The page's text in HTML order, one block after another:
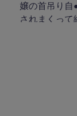
嬢の首吊り自
されまくって